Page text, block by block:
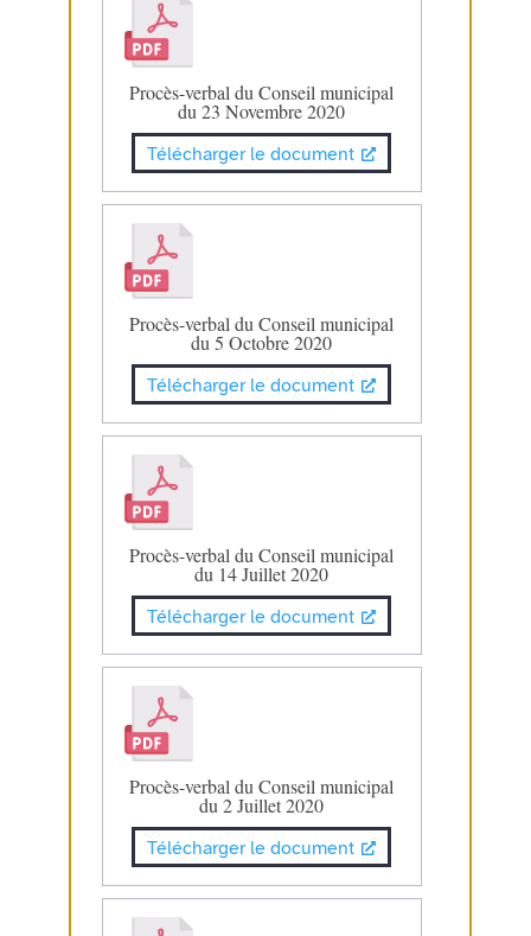
Procès-verbal du Conseil municipal
du 23 Novembre 2020
Télécharger le document
Procès-verbal du Conseil municipal
du 5 Octobre 2020
Télécharger le document
Procès-verbal du Conseil municipal
du 14 Juillet 2020
Télécharger le document
Procès-verbal du Conseil municipal
du 2 Juillet 2020
Télécharger le document